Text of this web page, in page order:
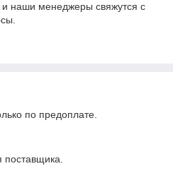
и наши менеджеры свяжутся с
по предоплате.